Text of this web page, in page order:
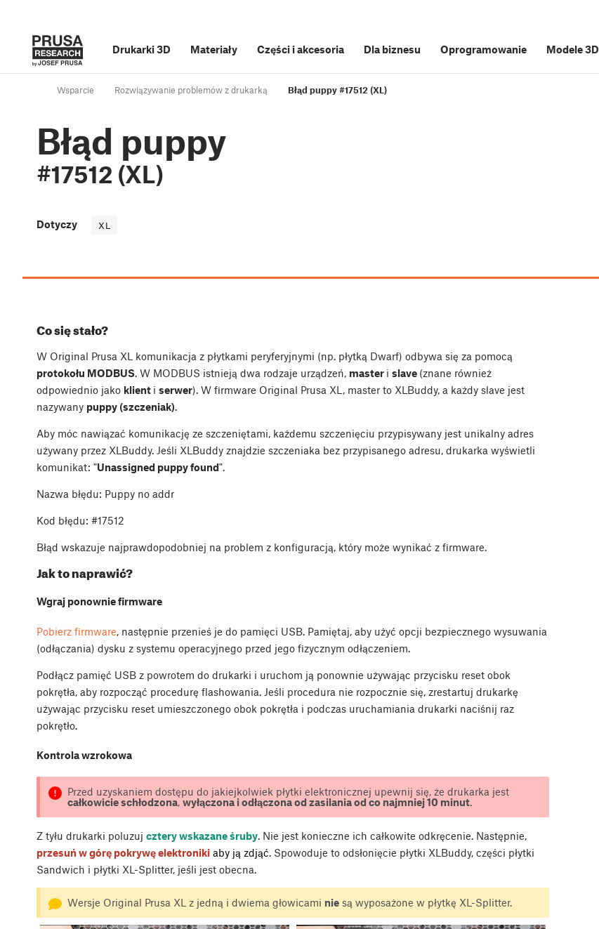
Drukarki 3D Materiały Części i akcesoria Dla biznesu Oprogramowanie Modele 3D
Wsparcie Rozwiązywanie problemów z drukarką Błąd puppy #17512 (XL)
Błąd puppy
#17512 (XL)
Dotyczy XL
Co się stało?
W Original Prusa XL komunikacja z płytkami peryferyjnymi (np. płytką Dwarf) odbywa się za pomocą
protokołu MODBUS. W MODBUS istnieją dwa rodzaje urządzeń, master i slave (znane również
odpowiednio jako klient i serwer). W firmware Original Prusa XL, master to XLBuddy, a każdy slave jest
nazywany puppy (szczeniak).
Aby móc nawiązać komunikację ze szczeniętami, każdemu szczenięciu przypisywany jest unikalny adres
używany przez XLBuddy. Jeśli XLBuddy znajdzie szczeniaka bez przypisanego adresu, drukarka wyświetli
komunikat: "Unassigned puppy found".
Nazwa błędu: Puppy no addr
Kod błędu: #17512
Błąd wskazuje najprawdopodobniej na problem z konfiguracją, który może wynikać z firmware.
Jak to naprawić?
Wgraj ponownie firmware
Pobierz firmware , następnie przenieś je do pamięci USB. Pamiętaj, aby użyć opcji bezpiecznego wysuwania
(odłączania) dysku z systemu operacyjnego przed jego fizycznym odłączeniem.
Podłącz pamięć USB z powrotem do drukarki i uruchom ją ponownie używając przycisku reset obok
pokrętła, aby rozpocząć procedurę flashowania. Jeśli procedura nie rozpocznie się, zrestartuj drukarkę
używając przycisku reset umieszczonego obok pokrętła i podczas uruchamiania drukarki naciśnij raz
pokrętło.
Kontrola wzrokowa
Przed uzyskaniem dostępu do jakiejkolwiek płytki elektronicznej upewnij się, że drukarka jest
całkowicie schłodzona,wyłączona i odłączona od zasilania od co najmniej 10 minut.
Z tyłu drukarki poluzuj cztery wskazane śruby. Nie jest konieczne ich całkowite odkręcenie. Następnie,
przesuń w górę pokrywę elektroniki aby ją zdjąć. Spowoduje to odsłonięcie płytki XLBuddy, części płytki
Sandwich i płytki XL-Splitter, jeśli jest obecna.
Wersje Original Prusa XL z jedną i dwiema głowicami niesą wyposażone w płytkę XL-Splitter.